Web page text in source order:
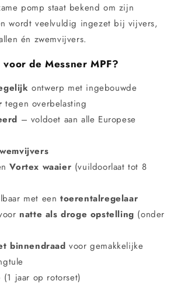
pomp staat bekend om zijn
wordt veelvuldig ingezet bij vijvers,
én zwemvijvers.
de Messner MPF?
ontwerp met ingebouwde
tegen overbelasting
– voldoet aan alle Europese
Vortex waaier (vuildoorlaat tot 8
met eentoerentalregelaar
natte als droge opstelling (onder
binnendraad voor gemakkelijke
(1 jaar op rotorset)